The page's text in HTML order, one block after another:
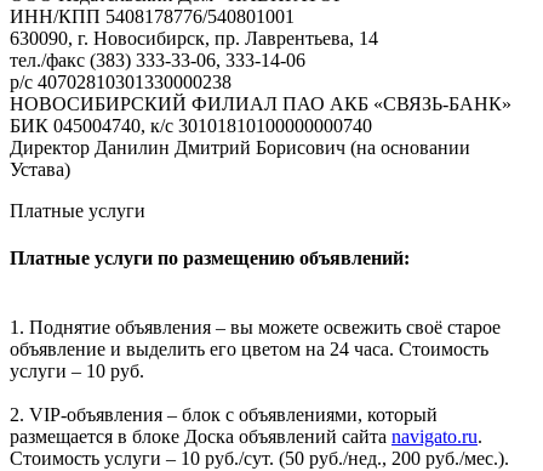
ИНН/КПП 5408178776/540801001
630090, г. Новосибирск, пр. Лаврентьева, 14
тел./факс (383) 333-33-06, 333-14-06
р/с 40702810301330000238
НОВОСИБИРСКИЙ ФИЛИАЛ ПАО АКБ «СВЯЗЬ-БАНК»
БИК 045004740, к/с 30101810100000000740
Директор Данилин Дмитрий Борисович (на основании
Устава)
Платные услуги
Платные услуги по размещению объявлений:
1. Поднятие объявления – вы можете освежить своё старое
объявление и выделить его цветом на 24 часа. Стоимость
услуги – 10 руб.
2. VIP-объявления – блок с объявлениями, который
размещается в блоке Доска объявлений сайта navigato.ru.
Стоимость услуги – 10 руб./сут. (50 руб./нед., 200 руб./мес.).